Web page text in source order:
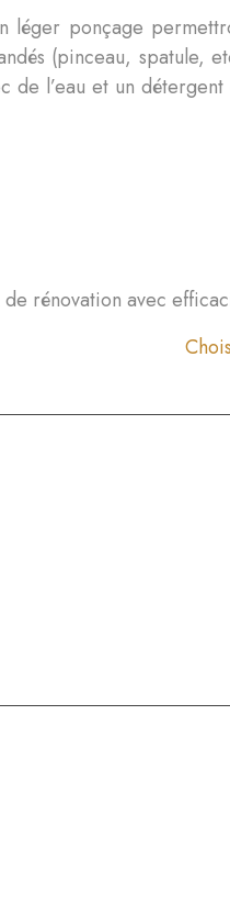
ponçage
(pinceau, spatule,
l’eau et un
rénovation avec